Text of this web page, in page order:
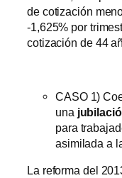
de cotización
-1,625% por
cotización de 44
CASO 1)
una
para
asimilada a
La reforma del